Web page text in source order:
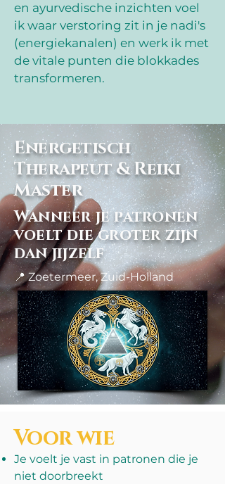
en ayurvedische inzichten voel
ik waar verstoring zit in je nadi's
(energiekanalen) en werk ik met
de vitale punten die blokkades
transformeren.
Energetisch
Therapeut & Reiki
Master
Wanneer je patronen
voelt die groter zijn
dan jijzelf
📍 Zoetermeer, Zuid-Holland
Voor wie
Je voelt je vast in patronen die je
niet doorbreekt